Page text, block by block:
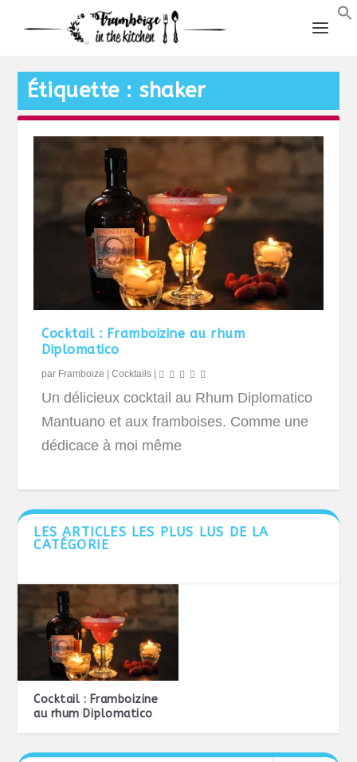
Étiquette : shaker
Cocktail : Framboizine au rhum
Diplomatico
par Framboize |Cocktails |
Un délicieux cocktail au Rhum Diplomatico
Mantuano et aux framboises. Comme une
dédicace à moi même
LES ARTICLES LES PLUS LUS DE LA
CATÉGORIE
Cocktail : Framboizine
au rhum Diplomatico